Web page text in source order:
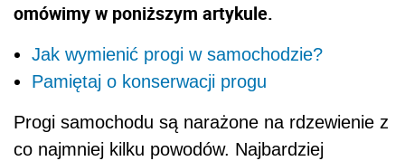
omówimy w poniższym artykule.
Jak wymienić progi w samochodzie?
Pamiętaj o konserwacji progu
Progi samochodu są narażone na rdzewienie z
co najmniej kilku powodów. Najbardziej